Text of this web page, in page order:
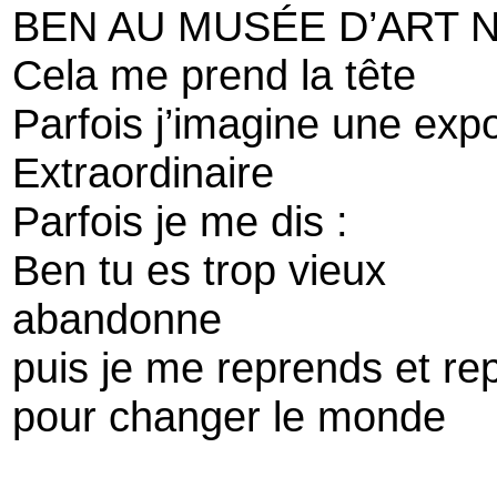
BEN AU MUSÉE D’ART
Cela me prend la tête
Parfois j’imagine une
Extraordinaire
Parfois je me dis :
Ben tu es trop vieux
abandonne
puis je me reprends et
pour changer le monde